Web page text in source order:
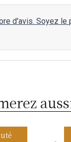
d'avis. Soyez le